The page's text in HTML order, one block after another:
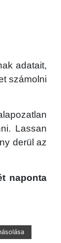
adatait,
számolni
Lassan
derül az
naponta